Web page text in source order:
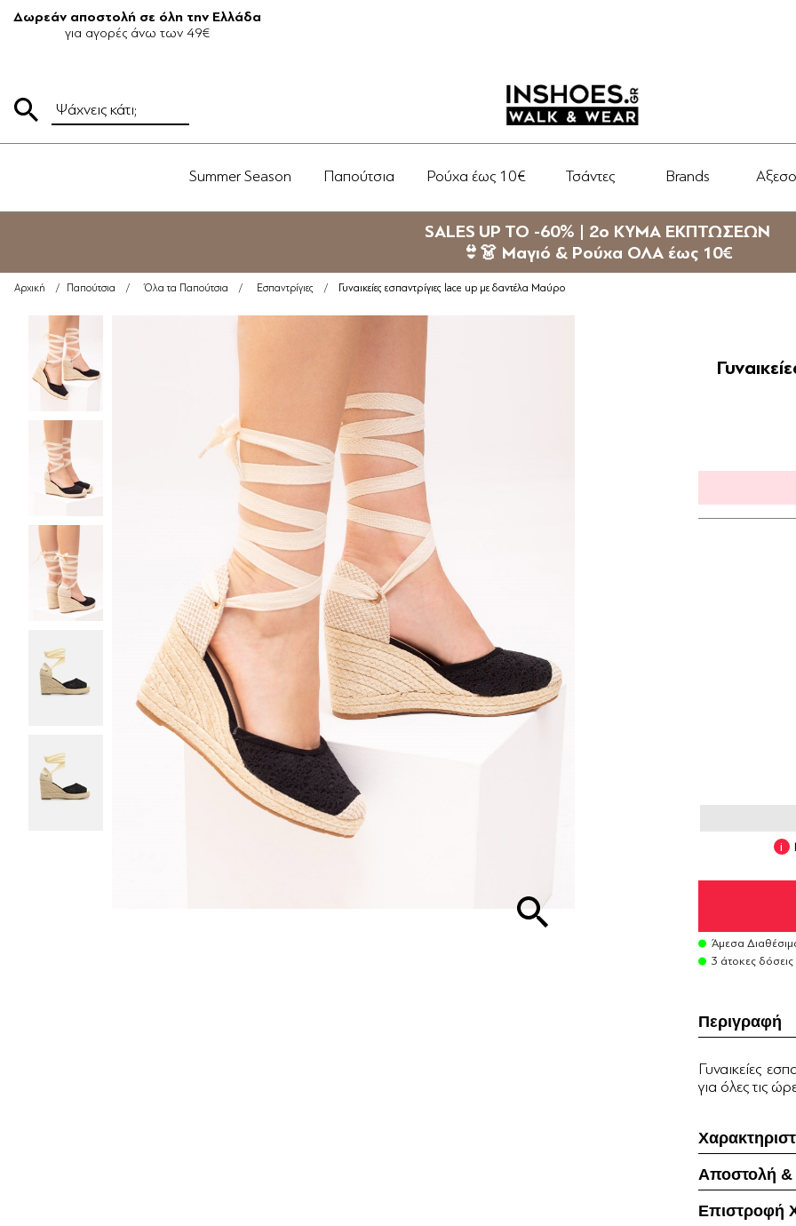
Δωρεάν αποστολή σε όλη την Ελλάδα
για αγορές άνω των 49€
Summer Season Παπούτσια Ρούχα έως 10€ Τσάντες Brands
SALES UP TO -60% | 2ο ΚΥΜΑ ΕΚΠΤΩΣΕΩΝ
👙👗 Μαγιό & Ρούχα ΟΛΑ έως 10€
Αρχική / Παπούτσια / Όλα τα Παπούτσια / Εσπαντρίγιες / Γυναικείες εσπαντρίγιες lace up με δαντέλα Μαύρο
Άμεσα
3 άτοκες
Περιγραφή
Γυναικείες
για όλες τις
Αποστολή
Επιστροφή